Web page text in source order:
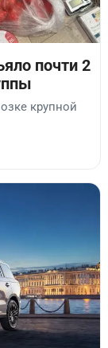
почти 2
крупной